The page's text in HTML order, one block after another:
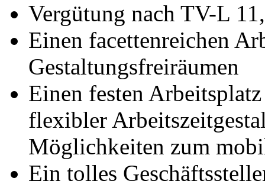
Vergütung nach TV-L
Einen facettenreichen
Gestaltungsfreiräumen
Einen festen
flexibler
Möglichkeiten zum
Ein tolles